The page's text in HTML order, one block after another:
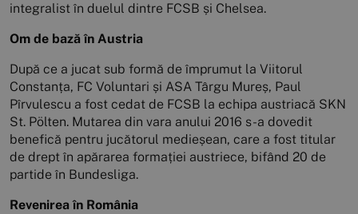
integralist în duelul dintre FCSB și Chelsea.
Om de bază în Austria
După ce a jucat sub formă de împrumut la Viitorul
Constanța, FC Voluntari și ASA Târgu Mureș, Paul
Pîrvulescu a fost cedat de FCSB la echipa austriacă SKN
St. Pölten. Mutarea din vara anului 2016 s-a dovedit
benefică pentru jucătorul medieșean, care a fost titular
de drept în apărarea formației austriece, bifând 20 de
partide în Bundesliga.
Revenirea în România